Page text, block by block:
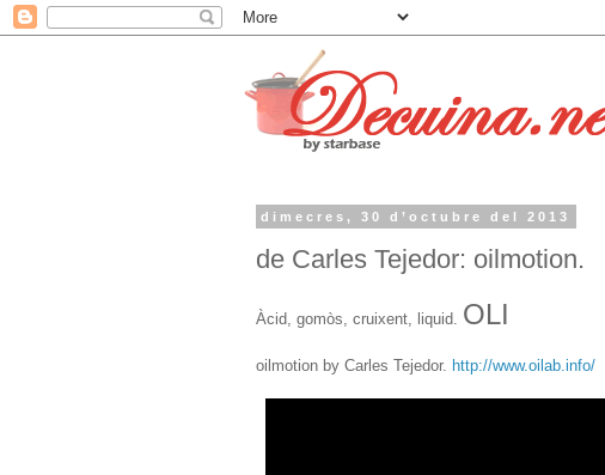
dimecres, 30 d’octubre del 2013
de Carles Tejedor: oilmotion.
Àcid, gomòs, cruixent, liquid. OLI
oilmotion by Carles Tejedor. http://www.oilab.info/